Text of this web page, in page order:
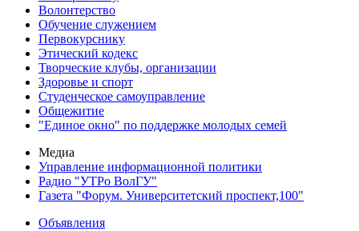
Волонтерство
Обучение служением
Первокурснику
Этический кодекс
Творческие клубы, организации
Здоровье и спорт
Студенческое самоуправление
Общежитие
"Единое окно" по поддержке молодых семей
Медиа
Управление информационной политики
Радио "УТРо ВолГУ"
Газета "Форум. Университетский проспект,100"
Объявления